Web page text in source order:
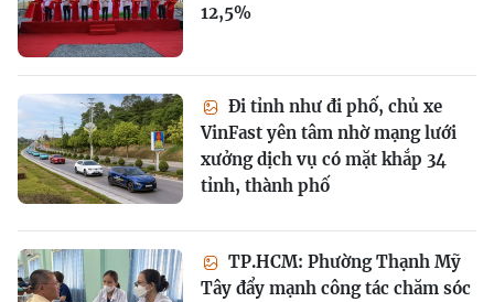
12,5%
Đi tỉnh như đi phố, chủ xe
VinFast yên tâm nhờ mạng lưới
xưởng dịch vụ có mặt khắp 34
tỉnh, thành phố
TP.HCM: Phường Thạnh Mỹ
Tây đẩy mạnh công tác chăm sóc